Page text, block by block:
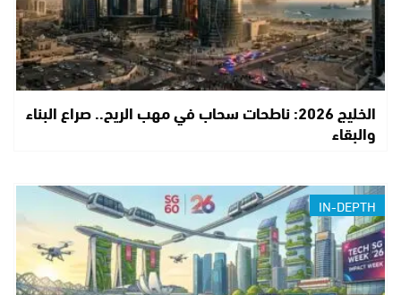
الخليج 2026: ناطحات سحاب في مهب الريح.. صراع البناء
والبقاء
IN-DEPTH